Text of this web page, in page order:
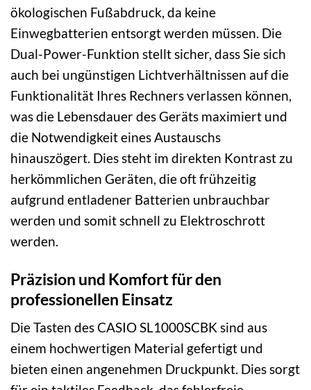
ökologischen Fußabdruck, da keine
Einwegbatterien entsorgt werden müssen. Die
Dual-Power-Funktion stellt sicher, dass Sie sich
auch bei ungünstigen Lichtverhältnissen auf die
Funktionalität Ihres Rechners verlassen können,
was die Lebensdauer des Geräts maximiert und
die Notwendigkeit eines Austauschs
hinauszögert. Dies steht im direkten Kontrast zu
herkömmlichen Geräten, die oft frühzeitig
aufgrund entladener Batterien unbrauchbar
werden und somit schnell zu Elektroschrott
werden.
Präzision und Komfort für den
professionellen Einsatz
Die Tasten des CASIO SL1000SCBK sind aus
einem hochwertigen Material gefertigt und
bieten einen angenehmen Druckpunkt. Dies sorgt